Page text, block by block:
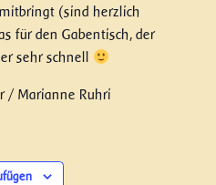
(sind herzlich
für den Gabentisch, der
sehr schnell
/ Marianne Ruhri